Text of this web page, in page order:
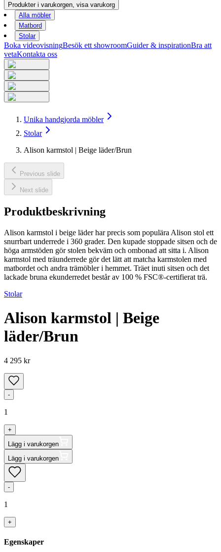
Produkter i varukorgen, visa varukorg
Alla möbler
Matbord
Stolar
Boka videovisningBesök ett showroomGuider & inspirationBra att
vetaKontakta oss
Unika handgjorda möbler
Stolar
Alison karmstol | Beige läder/Brun
Previous slide
Next slide
Produktbeskrivning
Alison karmstol i beige läder har precis som populära Alison stol ett
snurrbart underrede i 360 grader. Den kupade stoppade sitsen och de
höga armstöden gör stolen bekväm och ombonad att sitta i. Alison
karmstol med träunderrede gör det lätt att matcha karmstolen med
matbordet och andra trämöbler i hemmet. Träet inuti sitsen och det
lackade bruna ekunderredet består av 100 % FSC®-certifierat trä.
Stolar
Alison karmstol | Beige
läder/Brun
4 295 kr
-
1
+
Lägg i varukorgen
Lägg i varukorgen
-
1
+
Egenskaper